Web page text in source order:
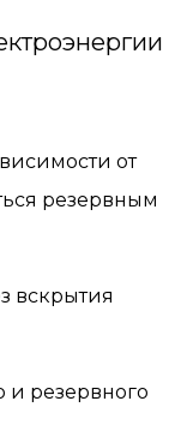
от
резервным
вскрытия
и резервного